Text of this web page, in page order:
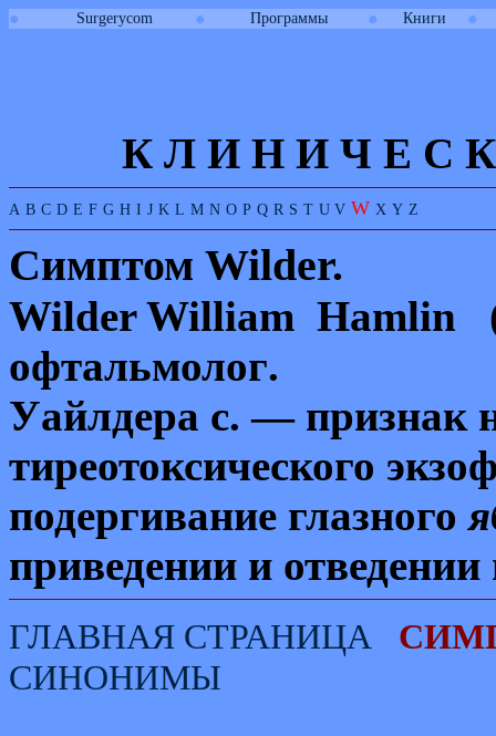
● Surgerycom ● Программы ● Книги ●
К Л И Н И Ч Е С К
A B C D E F G H I J K L M N O P Q R S T U V W X Y Z
Симптом Wilder.
Wilder William Hamlin
офтальмолог.
Уайлдера с. — признак
тиреотоксического
подергивание глазного
приведении и отведении
ГЛАВНАЯ СТРАНИЦА
СИНОНИМЫ